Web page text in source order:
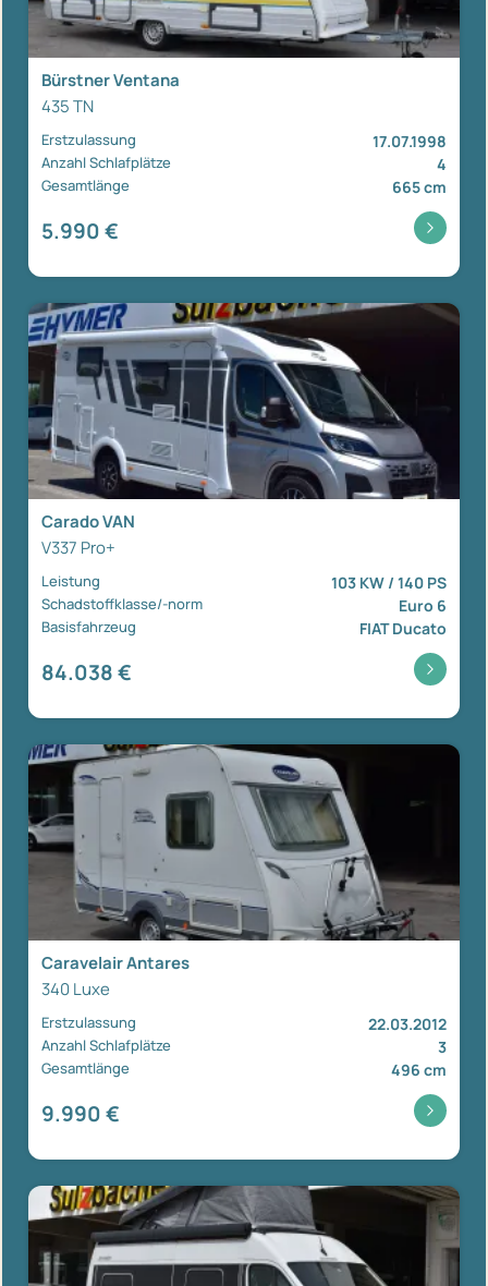
Bürstner Ventana
435 TN
Erstzulassung 17.07.1998
Anzahl Schlafplätze 4
Gesamtlänge 665 cm
5.990 €
Carado VAN
V337 Pro+
Leistung 103 KW / 140 PS
Schadstoffklasse/-norm Euro 6
Basisfahrzeug FIAT Ducato
84.038 €
Caravelair Antares
340 Luxe
Erstzulassung 22.03.2012
Anzahl Schlafplätze 3
Gesamtlänge 496 cm
9.990 €